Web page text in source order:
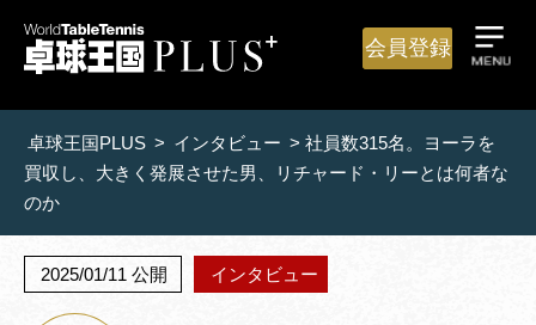
会員登録
卓球王国PLUS > インタビュー > 社員数315名。ヨーラを
買収し、大きく発展させた男、リチャード・リーとは何者な
のか
2025/01/11 公開 インタビュー